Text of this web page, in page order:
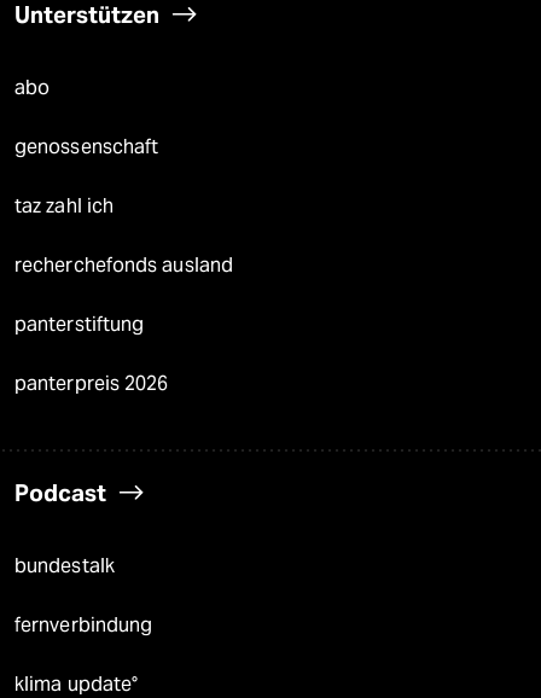
Unterstützen
abo
genossenschaft
taz zahl ich
recherchefonds ausland
panterstiftung
panterpreis 2026
Podcast
bundestalk
fernverbindung
klima update°